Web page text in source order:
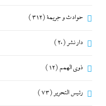
حوادث و جريمة(312)
دار نشر (20)
ذوى الهمم (12)
رئيس التحرير (73)